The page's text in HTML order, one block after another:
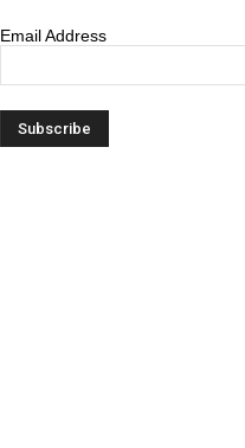
Email Address